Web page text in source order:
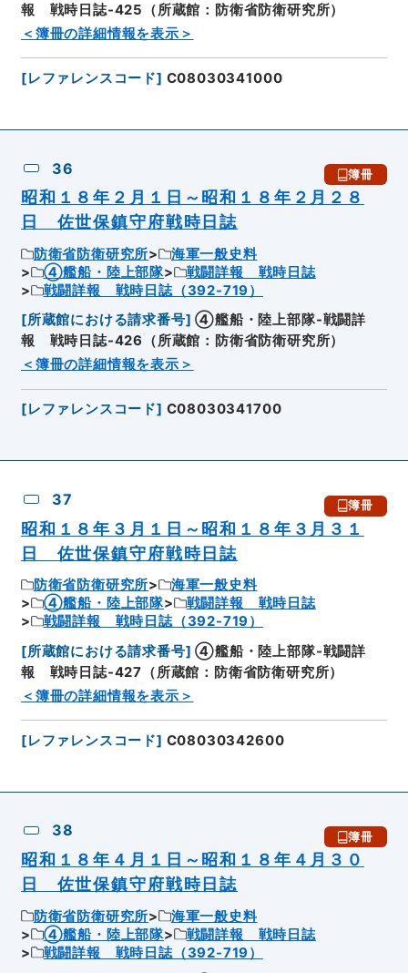
報 戦時日誌-425（所蔵館：防衛省防衛研究所）
＜簿冊の詳細情報を表示＞
[レファレンスコード] C08030341000
36 簿冊
昭和１８年２月１日～昭和１８年２月２８
日 佐世保鎮守府戦時日誌
防衛省防衛研究所
海軍一般史料
④艦船・陸上部隊
戦闘詳報 戦時日誌
戦闘詳報 戦時日誌（392-719）
[所蔵館における請求番号] ④艦船・陸上部隊-戦闘詳
報 戦時日誌-426（所蔵館：防衛省防衛研究所）
＜簿冊の詳細情報を表示＞
[レファレンスコード] C08030341700
37 簿冊
昭和１８年３月１日～昭和１８年３月３１
日 佐世保鎮守府戦時日誌
防衛省防衛研究所
海軍一般史料
④艦船・陸上部隊
戦闘詳報 戦時日誌
戦闘詳報 戦時日誌（392-719）
[所蔵館における請求番号] ④艦船・陸上部隊-戦闘詳
報 戦時日誌-427（所蔵館：防衛省防衛研究所）
＜簿冊の詳細情報を表示＞
[レファレンスコード] C08030342600
38 簿冊
昭和１８年４月１日～昭和１８年４月３０
日 佐世保鎮守府戦時日誌
防衛省防衛研究所
海軍一般史料
④艦船・陸上部隊
戦闘詳報 戦時日誌
戦闘詳報 戦時日誌（392-719）